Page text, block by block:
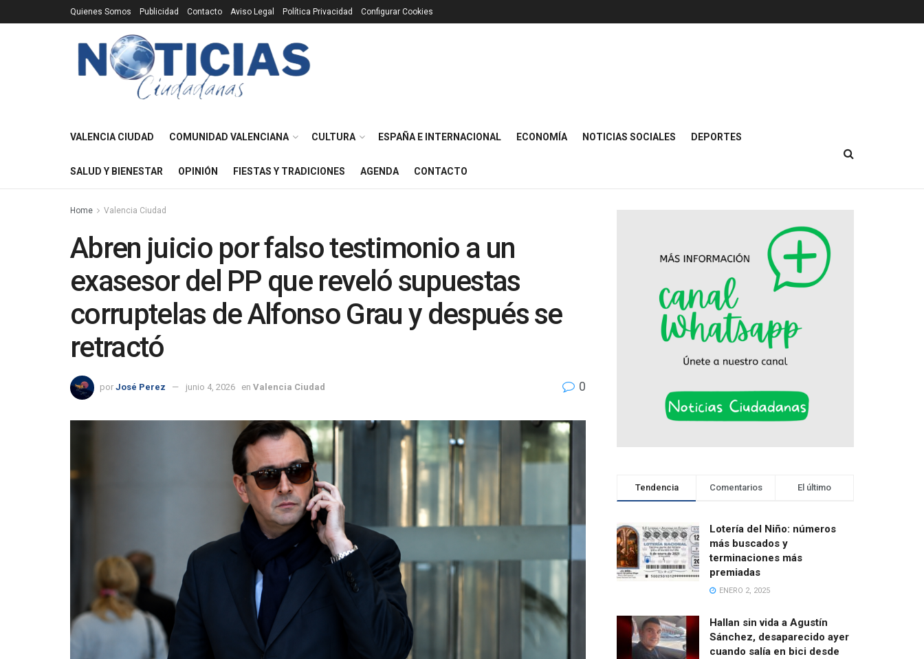
Quienes Somos Publicidad Contacto Aviso Legal Política Privacidad Configurar Cookies
VALENCIA CIUDAD COMUNIDAD VALENCIANA CULTURA ESPAÑA E INTERNACIONAL ECONOMÍA NOTICIAS SOCIALES DEPORTES
SALUD Y BIENESTAR OPINIÓN FIESTAS Y TRADICIONES AGENDA CONTACTO
Home Valencia Ciudad
Abren juicio por falso testimonio a un
exasesor del PP que reveló supuestas
corruptelas de Alfonso Grau y después se
retractó
por José Perez junio 4, 2026 en Valencia Ciudad 0
Tendencia Comentarios El último
Lotería del Niño: números
más buscados y
terminaciones más
premiadas
ENERO 2, 2025
Hallan sin vida a Agustín
Sánchez, desaparecido ayer
cuando salía en bici desde